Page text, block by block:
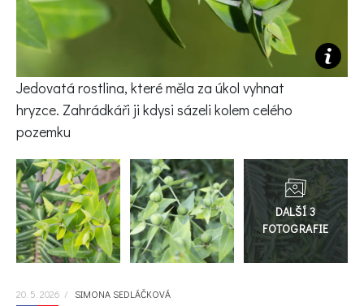
KVÍZY A TESTY
Jedovatá rostlina, které měla za úkol vyhnat
hryzce. Zahrádkáři ji kdysi sázeli kolem celého
pozemku
Přejít
do
galerie
20. 5. 2026 / SIMONA SEDLÁČKOVÁ